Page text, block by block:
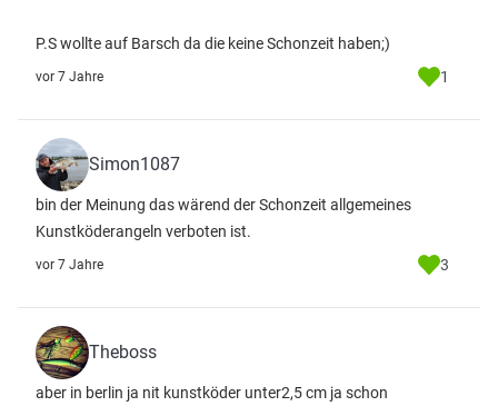
P.S wollte auf Barsch da die keine Schonzeit haben;)
vor 7 Jahre 1
Simon1087
bin der Meinung das wärend der Schonzeit allgemeines
Kunstköderangeln verboten ist.
vor 7 Jahre 3
Theboss
aber in berlin ja nit kunstköder unter2,5 cm ja schon